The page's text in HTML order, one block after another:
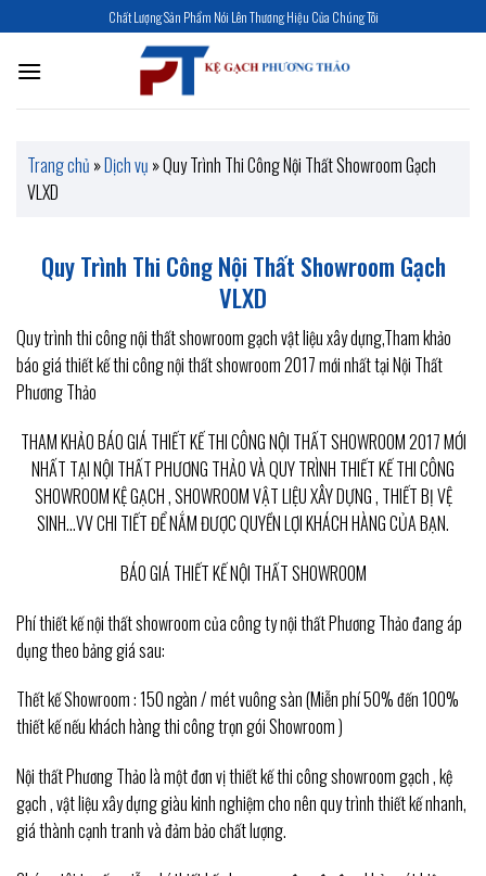
to
content
Chất Lượng Sản Phẩm Nói Lên Thương Hiệu Của Chúng Tôi
Trang chủ »Dịch vụ »Quy Trình Thi Công Nội Thất Showroom Gạch
VLXD
Quy Trình Thi Công Nội Thất Showroom Gạch
VLXD
Quy trình thi công nội thất showroom gạch vật liệu xây dựng,Tham khảo
báo giá thiết kế thi công nội thất showroom 2017 mới nhất tại Nội Thất
Phương Thảo
THAM KHẢO BÁO GIÁ THIẾT KẾ THI CÔNG NỘI THẤT SHOWROOM 2017 MỚI
NHẤT TẠI NỘI THẤT PHƯƠNG THẢO VÀ QUY TRÌNH THIẾT KẾ THI CÔNG
SHOWROOM KỆ GẠCH , SHOWROOM VẬT LIỆU XÂY DỰNG , THIẾT BỊ VỆ
SINH…VV CHI TIẾT ĐỂ NẮM ĐƯỢC QUYỀN LỢI KHÁCH HÀNG CỦA BẠN.
BÁO GIÁ THIẾT KẾ NỘI THẤT SHOWROOM
Phí thiết kế nội thất showroom của công ty nội thất Phương Thảo đang áp
dụng theo bảng giá sau:
Thết kế Showroom : 150 ngàn / mét vuông sàn (Miễn phí 50% đến 100%
thiết kế nếu khách hàng thi công trọn gói Showroom )
Nội thất Phương Thảo là một đơn vị thiết kế thi công showroom gạch , kệ
gạch , vật liệu xây dựng giàu kinh nghiệm cho nên quy trình thiết kế nhanh,
giá thành cạnh tranh và đảm bảo chất lượng.